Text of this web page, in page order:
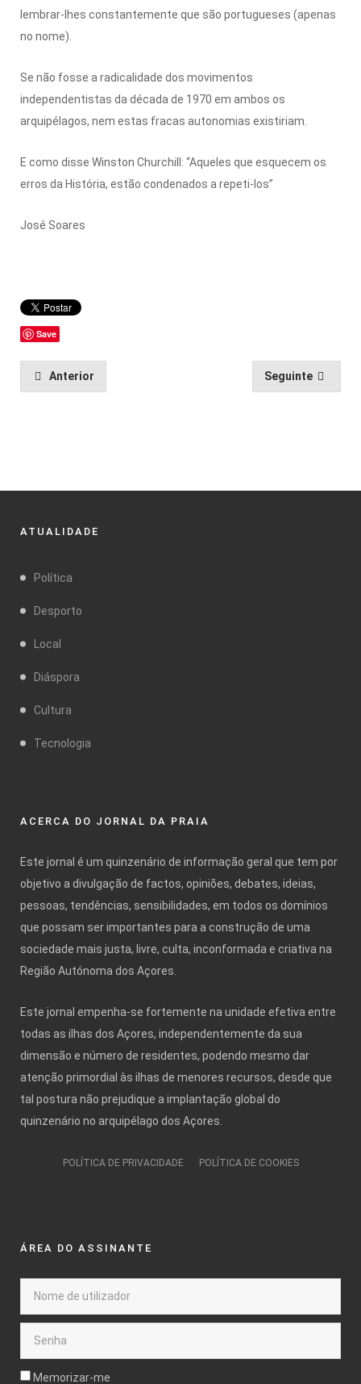
lembrar-lhes constantemente que são portugueses (apenas
no nome).
Se não fosse a radicalidade dos movimentos
independentistas da década de 1970 em ambos os
arquipélagos, nem estas fracas autonomias existiriam.
E como disse Winston Churchill: “Aqueles que esquecem os
erros da História, estão condenados a repeti-los”
José Soares
Save
Anterior Seguinte
ATUALIDADE
Política
Desporto
Local
Diáspora
Cultura
Tecnologia
ACERCA DO JORNAL DA PRAIA
Este jornal é um quinzenário de informação geral que tem por
objetivo a divulgação de factos, opiniões, debates, ideias,
pessoas, tendências, sensibilidades, em todos os domínios
que possam ser importantes para a construção de uma
sociedade mais justa, livre, culta, inconformada e criativa na
Região Autónoma dos Açores.
Este jornal empenha-se fortemente na unidade efetiva entre
todas as ilhas dos Açores, independentemente da sua
dimensão e número de residentes, podendo mesmo dar
atenção primordial às ilhas de menores recursos, desde que
tal postura não prejudique a implantação global do
quinzenário no arquipélago dos Açores.
POLÍTICA DE PRIVACIDADE POLÍTICA DE COOKIES
ÁREA DO ASSINANTE
Memorizar-me